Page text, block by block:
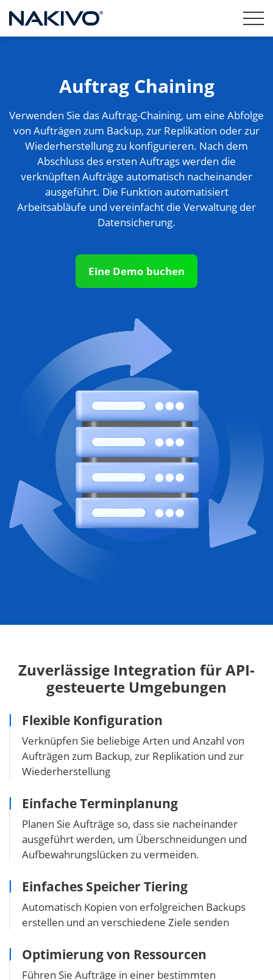
Auftrag Chaining
Verwenden Sie das Auftrag-Chaining, um eine Abfolge
von Aufträgen zum Backup, zur Replikation oder zur
Wiederherstellung zu konfigurieren. Nach dem
Abschluss des ersten Auftrags werden die
verknüpften Aufträge automatisch nacheinander
ausgeführt. Die Funktion automatisiert
Arbeitsabläufe und vereinfacht die Verwaltung der
Datensicherung.
Eine Demo buchen
Zuverlässige Integration für API-
gesteuerte Umgebungen
Flexible Konfiguration
Verknüpfen Sie beliebige Arten und Anzahl von
Aufträgen zum Backup, zur Replikation und zur
Wiederherstellung
Einfache Terminplanung
Planen Sie Aufträge so, dass sie nacheinander
ausgeführt werden, um Überschneidungen und
Aufbewahrungslücken zu vermeiden.
Einfaches Speicher Tiering
Automatisch Kopien von erfolgreichen Backups
erstellen und an verschiedene Ziele senden
Optimierung von Ressourcen
Führen Sie Aufträge in einer bestimmten